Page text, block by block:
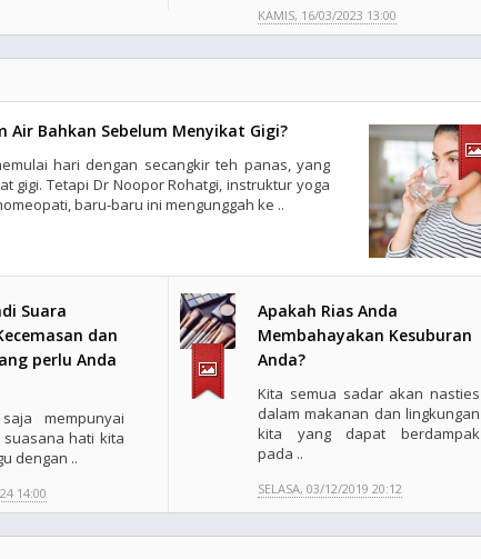
KAMIS, 16/03/2023 13:00
Air Bahkan Sebelum Menyikat Gigi?
hari dengan secangkir teh panas, yang
gigi. Tetapi Dr Noopor Rohatgi, instruktur yoga
baru-baru ini mengunggah ke ..
Suara
dan
perlu Anda
mempunyai
hati kita
dengan ..
14:00
Apakah Rias Anda
Membahayakan Kesuburan
Anda?
Kita semua sadar akan nasties
dalam makanan dan lingkungan
kita yang dapat berdampak
pada ..
SELASA, 03/12/2019 20:12